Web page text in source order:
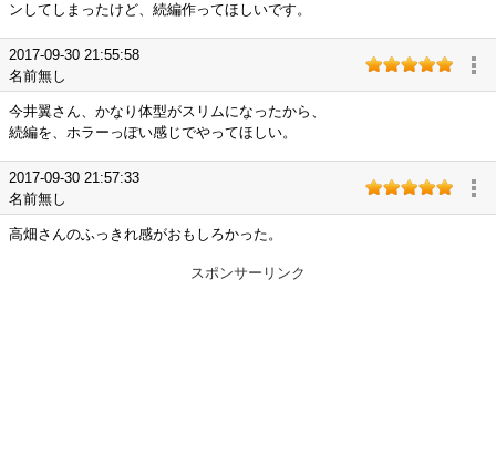
ンしてしまったけど、続編作ってほしいです。
2017-09-30 21:55:58
名前無し
今井翼さん、かなり体型がスリムになったから、
続編を、ホラーっぽい感じでやってほしい。
2017-09-30 21:57:33
名前無し
高畑さんのふっきれ感がおもしろかった。
スポンサーリンク